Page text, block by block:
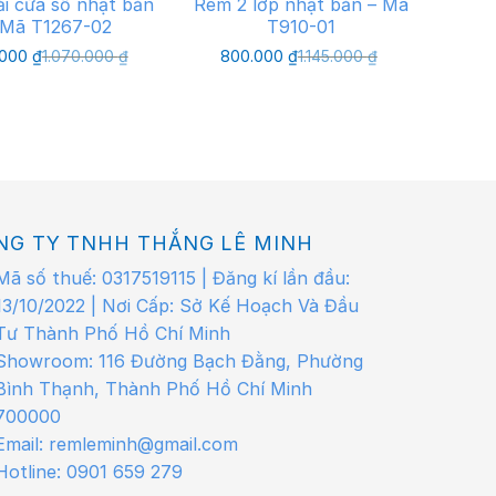
và chống nhăn vượt trội. Màn cửa có
làm từ hợp kim chống gỉ và phun
màn cửa vừa tăng tính sang trọng, thời
đầu
hành 2 năm. Đồng thời, chúng tôi còn
nội thành
sẽ tư vấn và đưa ra những hỗ trợ tốt
cửa sổ nhật bản
T1267-02
1.070.000₫
Giá
₫ Giá
Rèm 2 lớp nhật bản – Mã
T910-01
1.145.000₫
Giá
800.000 ₫Giá
TY TNHH THẮNG LÊ MINH
số thuế: 0317519115 | Đăng kí lần đầu:
10/2022 | Nơi Cấp: Sở Kế Hoạch Và Đầu
Thành Phố Hồ Chí Minh
116 Đường Bạch Đằng, Phường
Thạnh, Thành Phố Hồ Chí Minh
remleminh@gmail.com
0901 659 279